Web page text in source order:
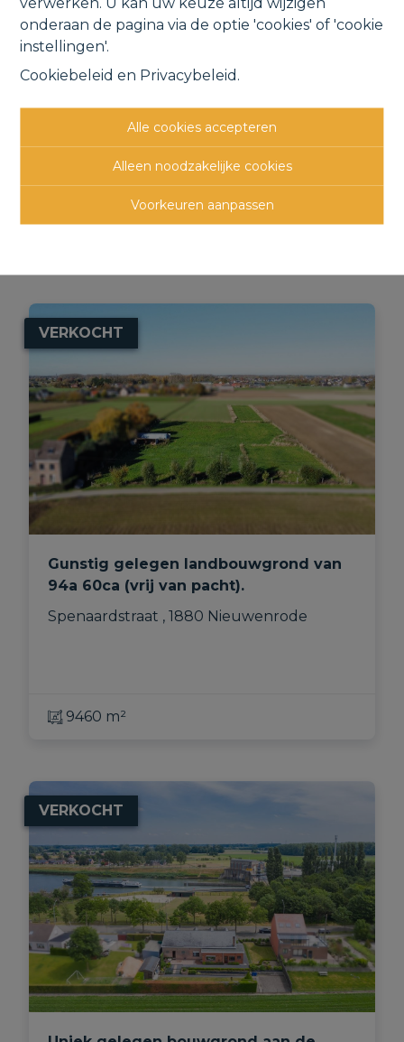
onderaan de pagina via de optie 'cookies' of 'cookie
instellingen'.
Cookiebeleid en Privacybeleid.
Alle cookies accepteren
Alleen noodzakelijke cookies
Voorkeuren aanpassen
Mooie bouwgrond voor halfopen
bebouwing nabij het centrum.
Vroonwegel , 1880 Nieuwenrode
€ 259.900
VERKOCHT
Gunstig gelegen landbouwgrond van
94a 60ca (vrij van pacht).
Spenaardstraat , 1880 Nieuwenrode
9460 m²
VERKOCHT